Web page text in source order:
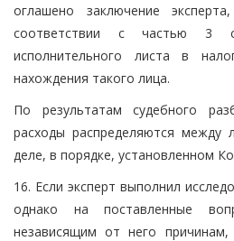
оглашено заключение
соответствии с частью 3
исполнительного листа в
нахождения такого лица.
По результатам судебного
расходы распределяются между
деле, в порядке, установленном
16. Если эксперт выполнил
однако на поставленные
независящим от него причинам,